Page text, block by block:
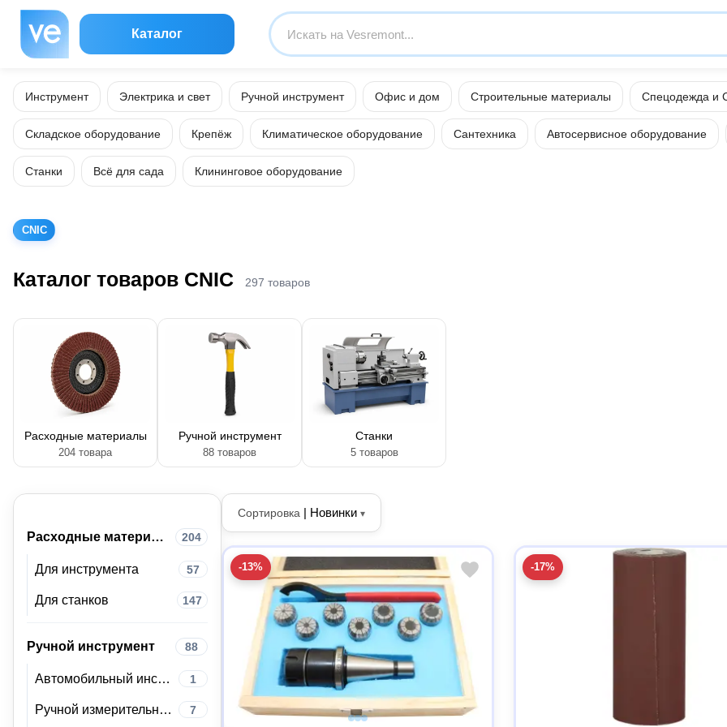
Каталог
Инструмент Электрика и свет Ручной инструмент Офис и дом Строительные материалы Спецодежда и
Складское оборудование Крепёж Климатическое оборудование Сантехника Автосервисное оборудование
Станки Всё для сада Клининговое оборудование
CNIC
Каталог товаров CNIC 297 товаров
Расходные материалы
204 товара
Ручной инструмент
88 товаров
Станки
5 товаров
Расходные материалы 204
Для инструмента 57
Для станков 147
Ручной инструмент 88
Автомобильный инструмент 1
Ручной измерительный инструмент 7
Сортировка | Новинки ▾
-13% -17%